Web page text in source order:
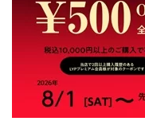
サイズ
ヒールの高さ